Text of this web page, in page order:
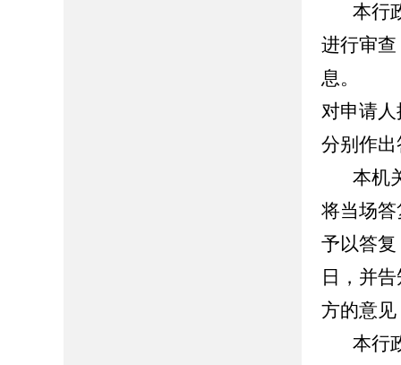
本行政
进行审
息。
对申请
分别作
本机关
将当场
予以答
日，并
方的意
本行政